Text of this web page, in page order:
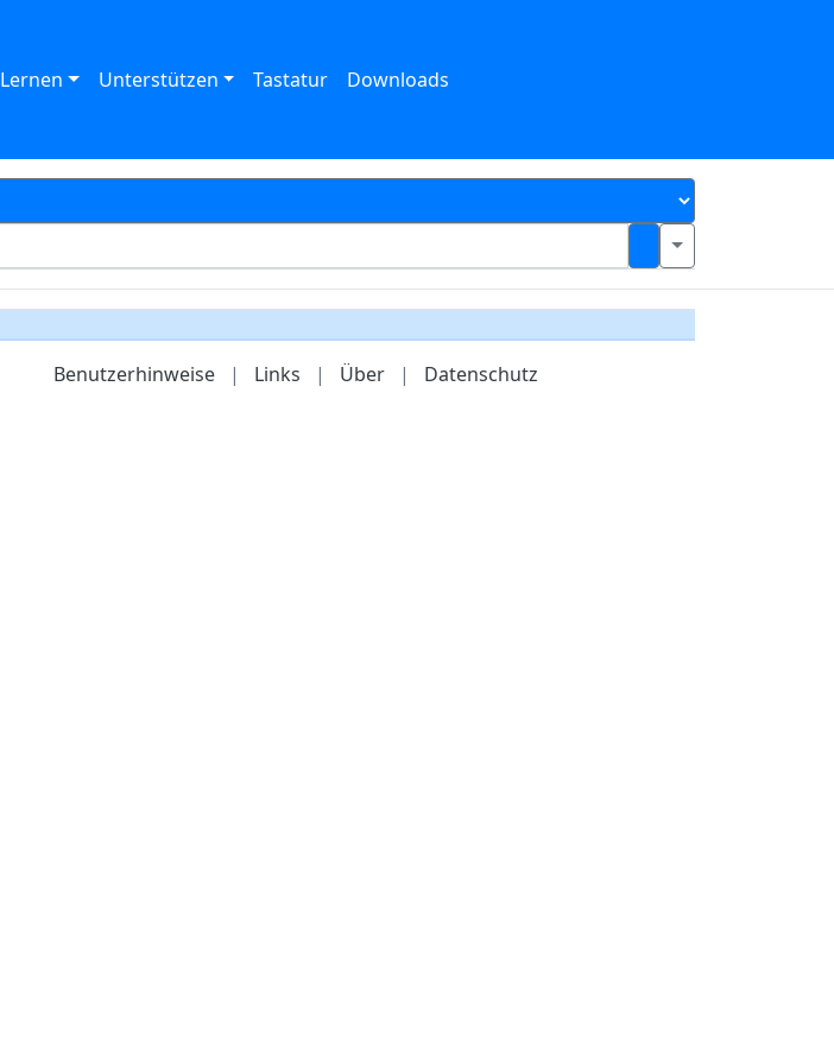
Lernen Unterstützen Tastatur Downloads
Benutzerhinweise | Links | Über | Datenschutz